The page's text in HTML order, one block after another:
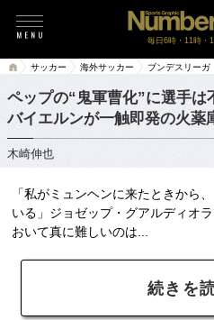
毎日6時・11時・
サッカー 海外サッカー ブンデスリーガ
ペップの“鬼軍曹化”に選手は
バイエルンが一触即発の火薬
木崎伸也
「私がミュンヘンに来たときから
いる」ジョゼップ・グアルディオ
おいて真に難しいのは...
続きを